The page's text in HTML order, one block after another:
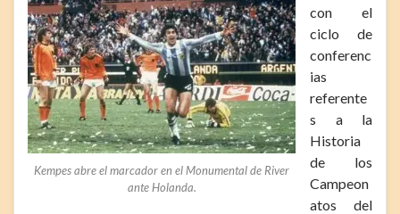
Kempes abre el marcador en el Monumental de River
ante Holanda.
con el
ciclo de
conferenc
ias
referente
s a la
Historia
de los
Campeon
atos del